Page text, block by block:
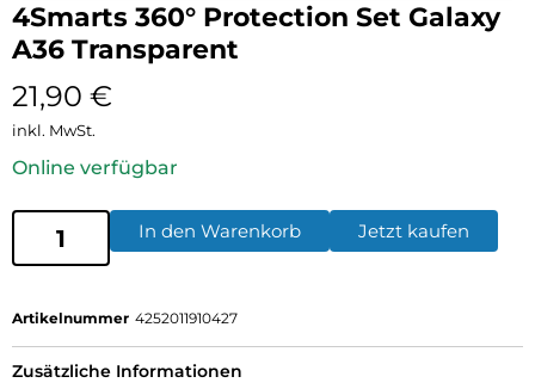
4Smarts 360° Protection Set Galaxy
A36 Transparent
21,90 €
inkl. MwSt.
Online verfügbar
In den Warenkorb Jetzt kaufen
Artikelnummer 4252011910427
Zusätzliche Informationen